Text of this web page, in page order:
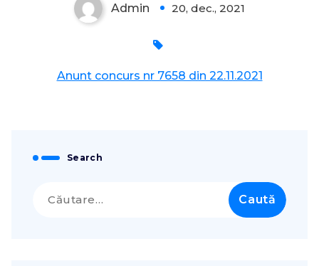
Admin 20, dec., 2021
Anunt concurs nr 7658 din 22.11.2021
Search
după: